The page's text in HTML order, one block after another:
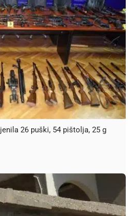
26 puški, 54 pištolja, 25 g